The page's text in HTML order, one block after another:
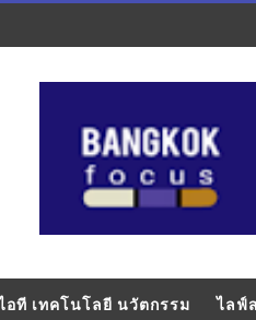
อที เทคโนโลยี นวัตกรรม ไลฟ์